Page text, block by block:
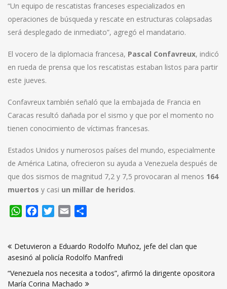
“Un equipo de rescatistas franceses especializados en
operaciones de búsqueda y rescate en estructuras colapsadas
será desplegado de inmediato”, agregó el mandatario.
El vocero de la diplomacia francesa, Pascal Confavreux, indicó
en rueda de prensa que los rescatistas estaban listos para partir
este jueves.
Confavreux también señaló que la embajada de Francia en
Caracas resultó dañada por el sismo y que por el momento no
tienen conocimiento de víctimas francesas.
Estados Unidos y numerosos países del mundo, especialmente
de América Latina, ofrecieron su ayuda a Venezuela después de
que dos sismos de magnitud 7,2 y 7,5 provocaran al menos 164
muertos y casi un millar de heridos.
WhatsApp
FacebookTwitter
Email
de
entradas
Detuvieron a Eduardo Rodolfo Muñoz, jefe del clan que
asesinó al policía Rodolfo Manfredi
“Venezuela nos necesita a todos”, afirmó la dirigente opositora
María Corina Machado